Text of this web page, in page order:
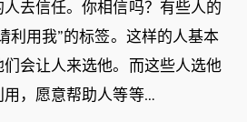
去信任。你相信吗？有些人的
利用我”的标签。这样的人基本
会让人来选他。而这些人选他
，愿意帮助人等等…